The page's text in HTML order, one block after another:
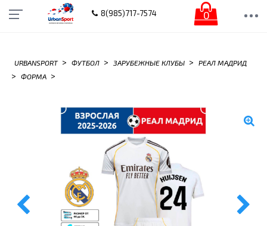
8(985)717-7574 0
URBANSPORT > ФУТБОЛ > ЗАРУБЕЖНЫЕ КЛУБЫ > РЕАЛ МАДРИД
> ФОРМА >